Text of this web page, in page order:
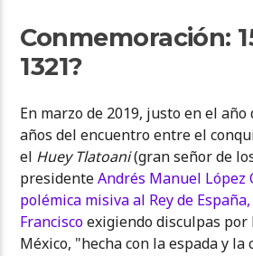
Conmemoración:
1321?
En marzo de 2019, justo en el
años del encuentro entre el
el Huey Tlatoani(gran señor de
presidenteAndrés Manuel López
polémica misiva al Rey de
Franciscoexigiendo disculpas por
México, "hecha con la espada y la